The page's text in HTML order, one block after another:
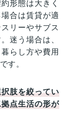
形態は大きく
合は賃貸が適
リーやサブス
迷う場合は、
らし方や費用
す。
肢を絞ってい
点生活の形が